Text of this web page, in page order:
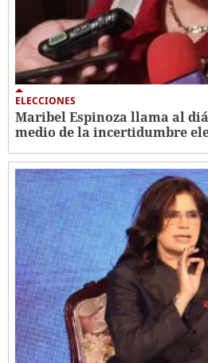
ELECCIONES
Maribel Espinoza llama al
medio de la incertidumbre